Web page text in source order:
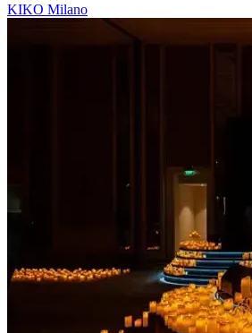
KIKO Milano